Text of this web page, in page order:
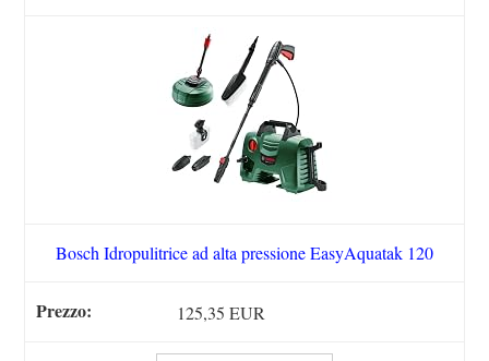
Bosch Idropulitrice ad alta pressione EasyAquatak 120
125,35 EUR